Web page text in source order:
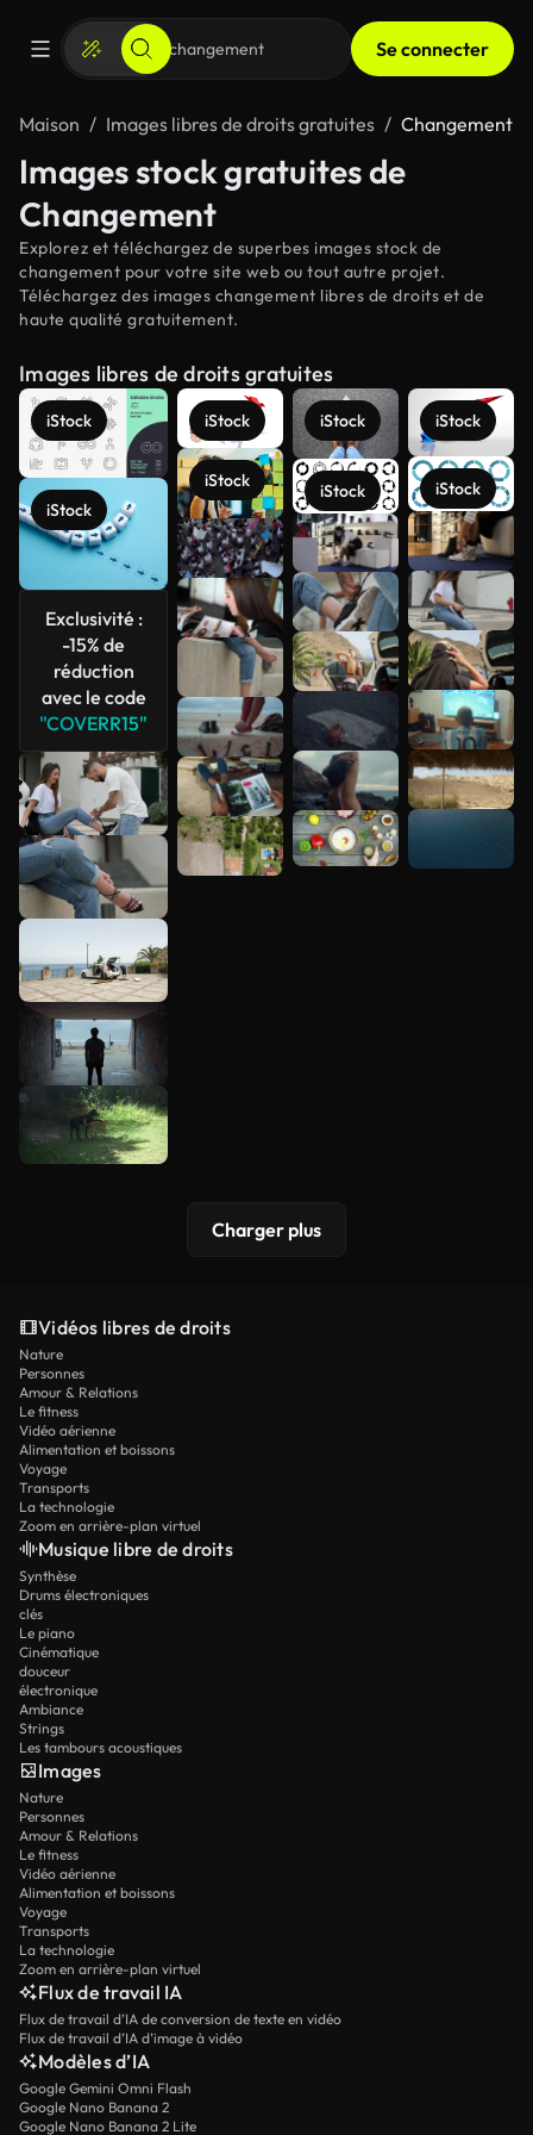
Se connecter
Maison Images libres de droits gratuites Changement
Images stock gratuites de
Changement
Explorez et téléchargez de superbes images stock de
changement pour votre site web ou tout autre projet.
Téléchargez des images changement libres de droits et de
haute qualité gratuitement.
Images libres de droits gratuites
iStock
iStock
Exclusivité :
-15% de
réduction
avec le code
"COVERR15"
iStock
iStock
iStock
iStock
iStock
iStock
Voir plus
Charger plus
Vidéos libres de droits
Nature
Personnes
Amour & Relations
Le fitness
Vidéo aérienne
Alimentation et boissons
Voyage
Transports
La technologie
Zoom en arrière-plan virtuel
Musique libre de droits
Synthèse
Drums électroniques
clés
Le piano
Cinématique
douceur
électronique
Ambiance
Strings
Les tambours acoustiques
Images
Nature
Personnes
Amour & Relations
Le fitness
Vidéo aérienne
Alimentation et boissons
Voyage
Transports
La technologie
Zoom en arrière-plan virtuel
Flux de travail IA
Flux de travail d’IA de conversion de texte en vidéo
Flux de travail d’IA d’image à vidéo
Modèles d’IA
Google Gemini Omni Flash
Google Nano Banana 2
Google Nano Banana 2 Lite